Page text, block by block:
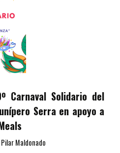
Carnaval Solidario del
Serra en apoyo a
Pilar Maldonado